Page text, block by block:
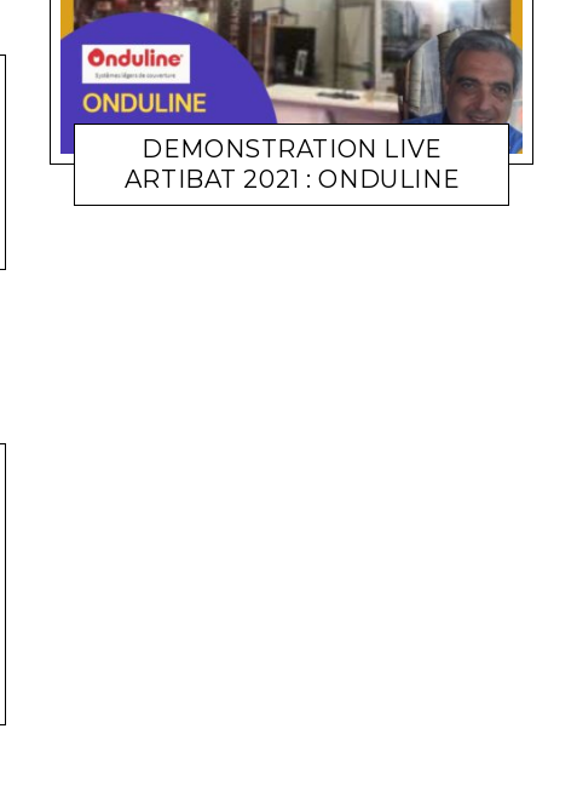
DEMONSTRATION LIVE
ARTIBAT 2021 : ONDULINE
TOITURE MICHEL SOUFIR 22 OCTOBRE 2021